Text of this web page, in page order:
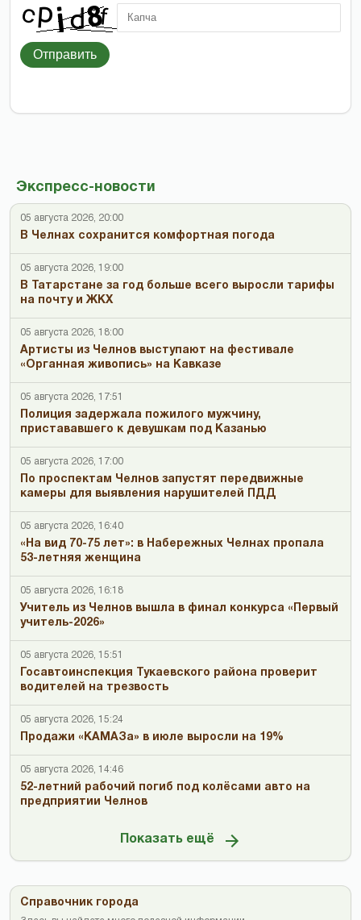
Экспресс-новости
05 августа 2026, 20:00
В Челнах сохранится комфортная погода
05 августа 2026, 19:00
В Татарстане за год больше всего выросли тарифы
на почту и ЖКХ
05 августа 2026, 18:00
Артисты из Челнов выступают на фестивале
«Органная живопись» на Кавказе
05 августа 2026, 17:51
Полиция задержала пожилого мужчину,
пристававшего к девушкам под Казанью
05 августа 2026, 17:00
По проспектам Челнов запустят передвижные
камеры для выявления нарушителей ПДД
05 августа 2026, 16:40
«На вид 70-75 лет»: в Набережных Челнах пропала
53-летняя женщина
05 августа 2026, 16:18
Учитель из Челнов вышла в финал конкурса «Первый
учитель-2026»
05 августа 2026, 15:51
Госавтоинспекция Тукаевского района проверит
водителей на трезвость
05 августа 2026, 15:24
Продажи «КАМАЗа» в июле выросли на 19%
05 августа 2026, 14:46
52-летний рабочий погиб под колёсами авто на
предприятии Челнов
Показать ещё
Справочник города
Отправить